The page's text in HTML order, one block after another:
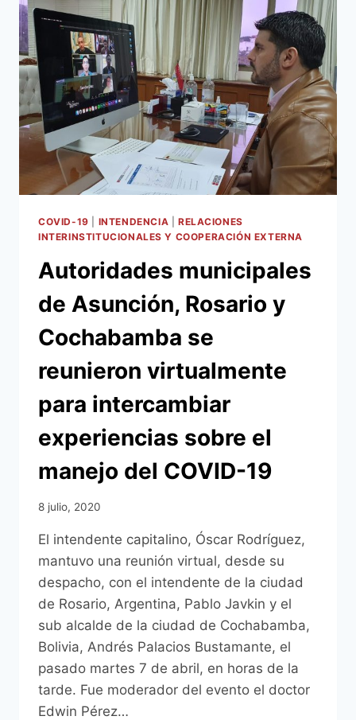
DE
CARNE
REALIZÓ
LA
MUNICIPALIDAD
DE
ASUNCIÓN
COVID-19 INTENDENCIA
RELACIONES
INTERINSTITUCIONALES Y COOPERACIÓN EXTERNA
Autoridades municipales
de Asunción, Rosario y
Cochabamba se
reunieron virtualmente
para intercambiar
experiencias sobre el
manejo del COVID-19
8 julio, 2020
El intendente capitalino, Óscar Rodríguez,
mantuvo una reunión virtual, desde su
despacho, con el intendente de la ciudad
de Rosario, Argentina, Pablo Javkin y el
sub alcalde de la ciudad de Cochabamba,
Bolivia, Andrés Palacios Bustamante, el
pasado martes 7 de abril, en horas de la
tarde. Fue moderador del evento el doctor
Edwin Pérez…